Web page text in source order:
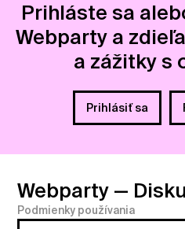
Prihláste sa
Webparty a
a zážitky s
Prihlásiť sa
Webparty —
Podmienky používania